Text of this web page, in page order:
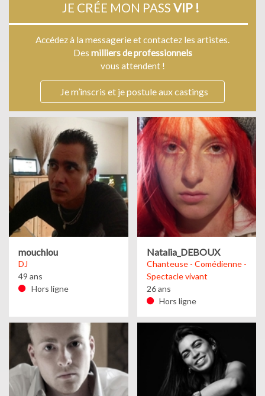
JE CRÉE MON PASSVIP !
Accédez à la messagerie et contactez les artistes.
Des milliers de professionnels
vous attendent !
Je m’inscris et je postule aux castings
mouchlou
DJ
49 ans
Hors ligne
Natalia_DEBOUX
Chanteuse - Comédienne -
Spectacle vivant
26 ans
Hors ligne